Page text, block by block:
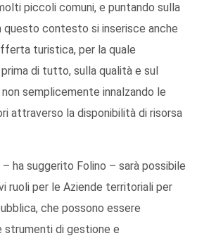
piccoli comuni, e puntando sulla
contesto si inserisce anche
turistica, per la quale
di tutto, sulla qualità e sul
semplicemente innalzando le
attraverso la disponibilità di risorsa
ha suggerito Folino – sarà possibile
ruoli per le Aziende territoriali per
che possono essere
strumenti di gestione e